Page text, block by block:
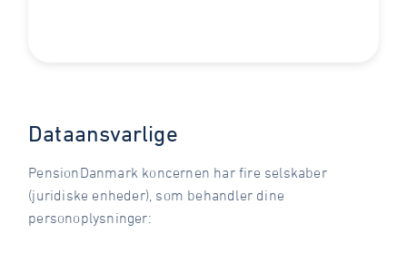
Dataansvarlige
PensionDanmark koncernen har fire selskaber
(juridiske enheder), som behandler dine
personoplysninger: